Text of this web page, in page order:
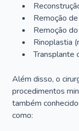
Remoção
Remoção
Rinoplastia
Transplante
Além disso, o
procedimentos
também
como: